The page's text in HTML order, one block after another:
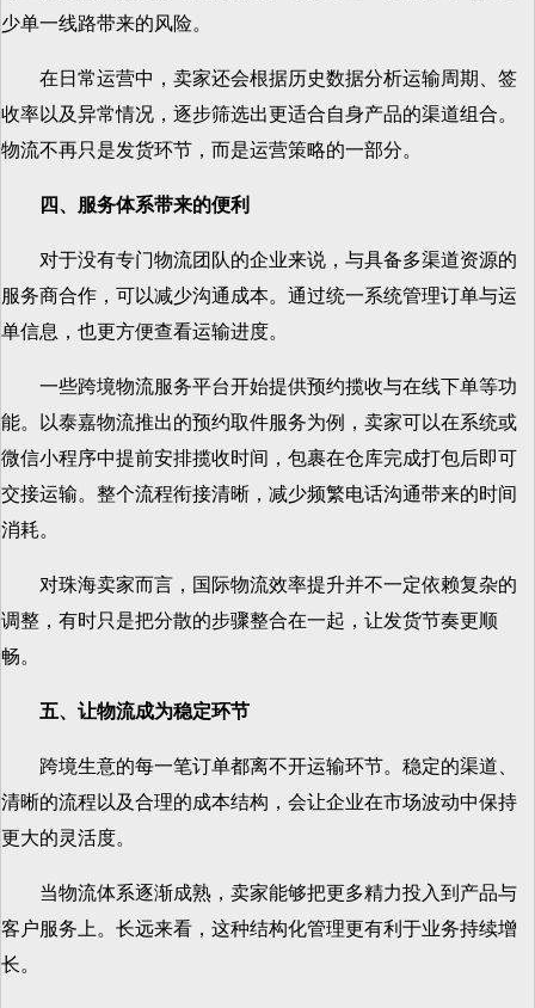
少单一线路带来的风险。
在日常运营中，卖家还会根据历史数据分析运输周期、签
收率以及异常情况，逐步筛选出更适合自身产品的渠道组合。
物流不再只是发货环节，而是运营策略的一部分。
四、服务体系带来的便利
对于没有专门物流团队的企业来说，与具备多渠道资源的
服务商合作，可以减少沟通成本。通过统一系统管理订单与运
单信息，也更方便查看运输进度。
一些跨境物流服务平台开始提供预约揽收与在线下单等功
能。以泰嘉物流推出的预约取件服务为例，卖家可以在系统或
微信小程序中提前安排揽收时间，包裹在仓库完成打包后即可
交接运输。整个流程衔接清晰，减少频繁电话沟通带来的时间
消耗。
对珠海卖家而言，国际物流效率提升并不一定依赖复杂的
调整，有时只是把分散的步骤整合在一起，让发货节奏更顺
畅。
五、让物流成为稳定环节
跨境生意的每一笔订单都离不开运输环节。稳定的渠道、
清晰的流程以及合理的成本结构，会让企业在市场波动中保持
更大的灵活度。
当物流体系逐渐成熟，卖家能够把更多精力投入到产品与
客户服务上。长远来看，这种结构化管理更有利于业务持续增
长。